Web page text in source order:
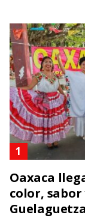
Oaxaca
color,